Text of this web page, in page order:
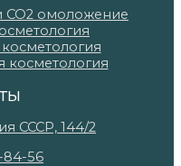
СО2 омоложение
косметология
СССР, 144/2
84-56